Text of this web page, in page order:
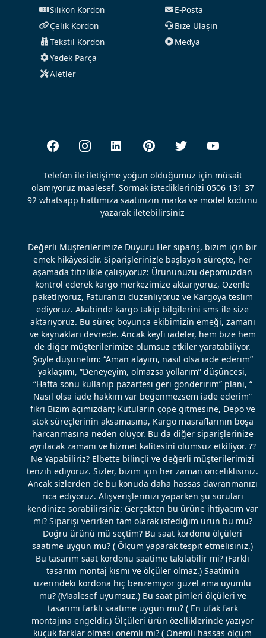
Silikon Kordon
Çelik Kordon
Tekstil Kordon
Yedek Parça
Aletler
E-Posta
Bize Ulaşın
Medya
Telefon ile iletişime yoğun olduğumuz için müsait
olamıyoruz maalesef. Sormak istediklerinizi 0506 131 37
92 whatsapp hattımıza saatinizin marka ve model kodunu
yazarak iletebilirsiniz
Değerli Müşterilerimize Duyuru Her sipariş, bizim için bir
emek hikâyesidir. Siparişlerinizle başlayan süreçte, her
aşamada titizlikle çalışıyoruz: Ürününüzü depomuzdan
kontrol ederek kargo merkezimize aktarıyoruz, Özenle
paketliyoruz, Faturanızı düzenliyoruz ve Kargoya teslim
ediyoruz. Akabinde kargo takip bilgilerini sms ile size
aktarıyoruz. Bu süreç boyunca ekibimizin emeği, zamanı
ve kaynakları devrede. Ancak keyfi iadeler, hem bize hem
de diğer müşterilerimize olumsuz etkiler yaratabiliyor.
Şöyle düşünelim: “Aman alayım, nasıl olsa iade ederim”
yaklaşımı, “Deneyeyim, olmazsa yollarım” düşüncesi,
“Hafta sonu kullanıp pazartesi geri gönderirim” planı, “
Nasıl olsa iade hakkım var beğenmezsem iade ederim”
fikri Bizim açımızdan; Kutuların çöpe gitmesine, Depo ve
stok süreçlerinin aksamasına, Kargo masraflarının boşa
harcanmasına neden oluyor. Bu da diğer siparişlerinize
ayrılacak zamanı ve hizmet kalitesini olumsuz etkiliyor. ??
Ne Yapabiliriz? Elbette bilinçli ve değerli müşterilerimizi
tenzih ediyoruz. Sizler, bizim için her zaman önceliklisiniz.
Ancak sizlerden de bu konuda daha hassas davranmanızı
rica ediyoruz. Alışverişlerinizi yaparken şu soruları
kendinize sorabilirsiniz: Gerçekten bu ürüne ihtiyacım var
mı? Siparişi verirken tam olarak istediğim ürün bu mu?
Doğru ürünü mü seçtim? Bu saat kordonu ölçüleri
saatime uygun mu? ( Ölçüm yaparak tespit etmelisiniz.)
Bu tasarım saat kordonu saatime takılabilir mi? (Farklı
tasarım montaj kısmı ve ölçüler olmaz.) Saatimin
üzerindeki kordona hiç benzemiyor güzel ama uyumlu
mu? (Maalesef uyumsuz.) Bu saat pimleri ölçüleri ve
tasarımı farklı saatime uygun mu? ( En ufak fark
montajına engeldir.) Ölçüleri ürün özelliklerinde yazıyor
küçük farklar olması önemli mi? ( Önemli hassas ölçüm